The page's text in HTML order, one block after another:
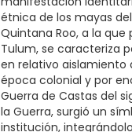
étnica de los mayas
Quintana Roo, a la que
Tulum, se caracteriza
en relativo aislamiento
época colonial y por
Guerra de Castas del
la Guerra, surgió un
institución,